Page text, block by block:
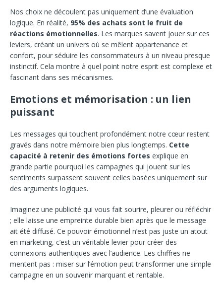
Nos choix ne découlent pas uniquement d’une évaluation
logique. En réalité, 95% des achats sont le fruit de
réactions émotionnelles. Les marques savent jouer sur ces
leviers, créant un univers où se mêlent appartenance et
confort, pour séduire les consommateurs à un niveau presque
instinctif. Cela montre à quel point notre esprit est complexe et
fascinant dans ses mécanismes.
Emotions et mémorisation : un lien
puissant
Les messages qui touchent profondément notre cœur restent
gravés dans notre mémoire bien plus longtemps. Cette
capacité à retenir des émotions fortes explique en
grande partie pourquoi les campagnes qui jouent sur les
sentiments surpassent souvent celles basées uniquement sur
des arguments logiques.
Imaginez une publicité qui vous fait sourire, pleurer ou réfléchir
; elle laisse une empreinte durable bien après que le message
ait été diffusé. Ce pouvoir émotionnel n’est pas juste un atout
en marketing, c’est un véritable levier pour créer des
connexions authentiques avec l’audience. Les chiffres ne
mentent pas : miser sur l’émotion peut transformer une simple
campagne en un souvenir marquant et rentable.